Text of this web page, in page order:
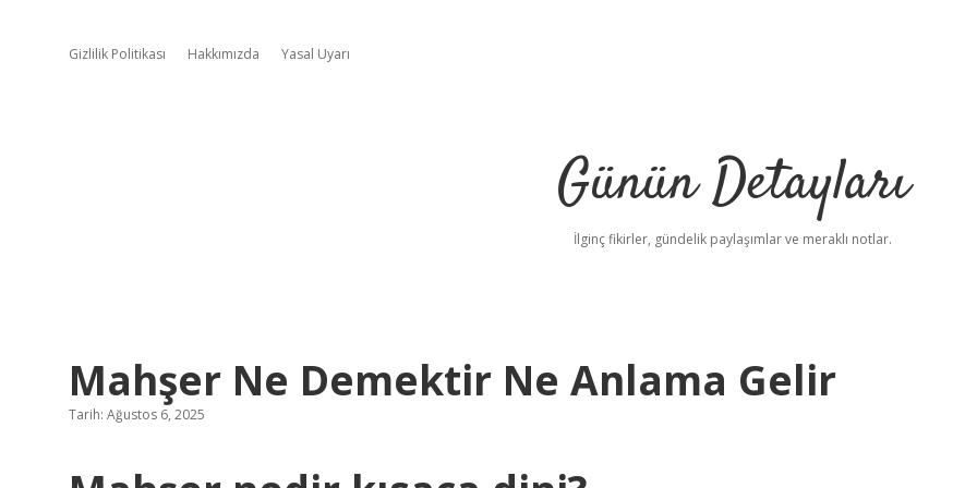
Gizlilik Politikası Hakkımızda Yasal Uyarı
Günün Detayları
İlginç fikirler, gündelik paylaşımlar ve meraklı notlar.
Mahşer Ne Demektir Ne Anlama Gelir
Tarih: Ağustos 6, 2025